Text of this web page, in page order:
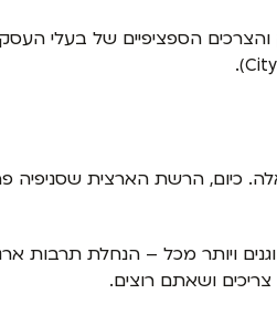
הספציפיים של בעלי
הרשת הארצית שסניפיה
ויותר מכל – הנחלת תרבות
ושאתם רוצים.